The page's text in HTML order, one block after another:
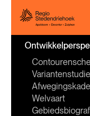
Variantenstudie
Welvaart